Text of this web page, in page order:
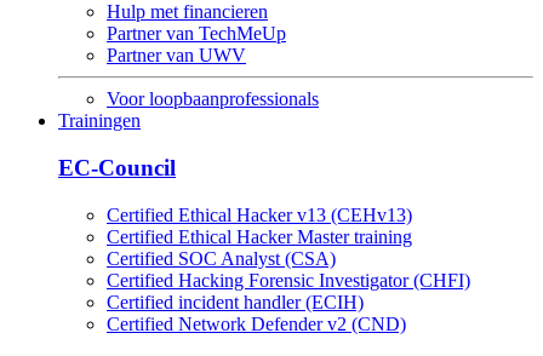
Hulp met financieren
Partner van TechMeUp
Partner van UWV
Voor loopbaanprofessionals
Trainingen
EC-Council
Certified Ethical Hacker v13 (CEHv13)
Certified Ethical Hacker Master training
Certified SOC Analyst (CSA)
Certified Hacking Forensic Investigator (CHFI)
Certified incident handler (ECIH)
Certified Network Defender v2 (CND)